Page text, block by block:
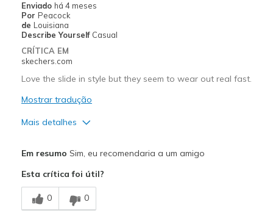
Enviado há 4 meses
Por Peacock
de Louisiana
Describe Yourself Casual
CRÍTICA EM
skechers.com
Love the slide in style but they seem to wear out real fast.
Mostrar tradução
Mais detalhes
Contras
Wear Out Quickly
Em resumo Sim, eu recomendaria a um amigo
Esta crítica foi útil?
0 0